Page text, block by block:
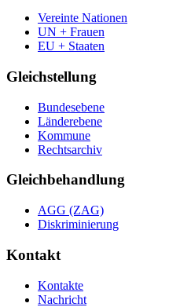
Vereinte Nationen
UN + Frauen
EU + Staaten
Gleichstellung
Bundesebene
Länderebene
Kommune
Rechtsarchiv
Gleichbehandlung
AGG (ZAG)
Diskriminierung
Kontakt
Kontakte
Nachricht